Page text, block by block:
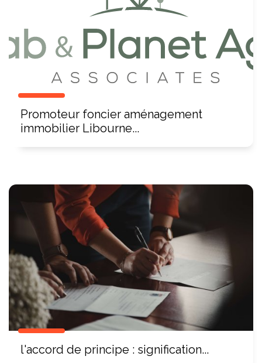
Promoteur foncier aménagement
immobilier Libourne...
l'accord de principe : signification...